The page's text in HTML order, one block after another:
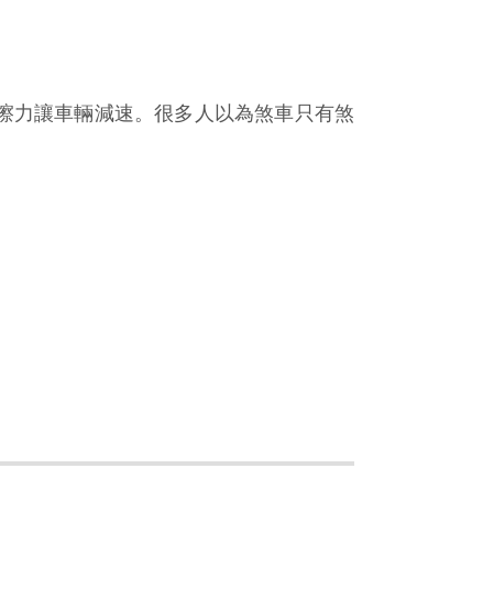
力讓車輛減速。很多人以為煞車只有煞